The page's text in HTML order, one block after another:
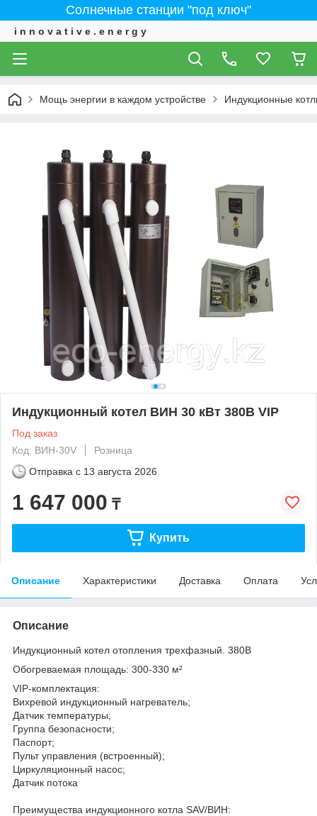
Солнечные станции "под ключ"
i n n o v a t i v e . e n e r g y
Мощь энергии в каждом устройстве Индукционные
Индукционный котел ВИН 30 кВт 380В VIP
Под заказ
Код: ВИН-30V
Розница
Отправка с 13 августа 2026
1 647 000 ₸
Купить
Описание Характеристики Доставка Оплата
Описание
Индукционный котел отопления трехфазный. 380В
Обогреваемая площадь: 300-330 м²
VIP-комплектация:
Вихревой индукционный нагреватель;
Датчик температуры;
Группа безопасности;
Паспорт;
Пульт управления (встроенный);
Циркуляционный насос;
Датчик потока
Преимущества индукционного котла SAV/ВИН: